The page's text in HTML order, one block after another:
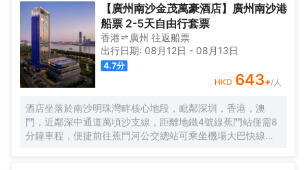
字母“A”，既展中國氣派，又含西式願景——Amazing（令人
驚歎），Astonishing（令人震撼），隱含着酒店將成為南沙
乃至全球矚目的中式美學新地標的美好期許。 酒店作為南沙
國際會展中心綜合體重要組成部分，以“木棉花開，鴻翔海
絲”之設計理念，以大灣區金融新地標之姿態，締造南沙“立足
灣區、協同港澳、面向世界”的實踐範本。
【廣州南沙金茂萬豪酒店】廣州南沙港
船票 2-5天自由行套票
香港 廣州 往返船票
出行日期: 08月12日 - 08月13日
4.7分
HKD 643+/人
酒店坐落於南沙明珠灣畔核心地段，毗鄰深圳，香港，澳
門，近鄰深中通道萬頃沙支線，距離地鐵4號線蕉門站僅需8
分鐘車程，便捷前往蕉門河公交總站可乘坐機場大巴快線或